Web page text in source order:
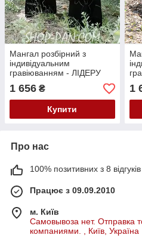
Мангал розбірний з
індивідуальним
гравіюванням - ЛІДЕРУ
КОМАНДИ - на подарунок
1 656 ₴
Купити
1
Про нас
100% позитивних з 8 відгуків
Працює з 09.09.2010
м. Київ
Самовывоза нет. Отправка
компаниями. , Київ, Україна